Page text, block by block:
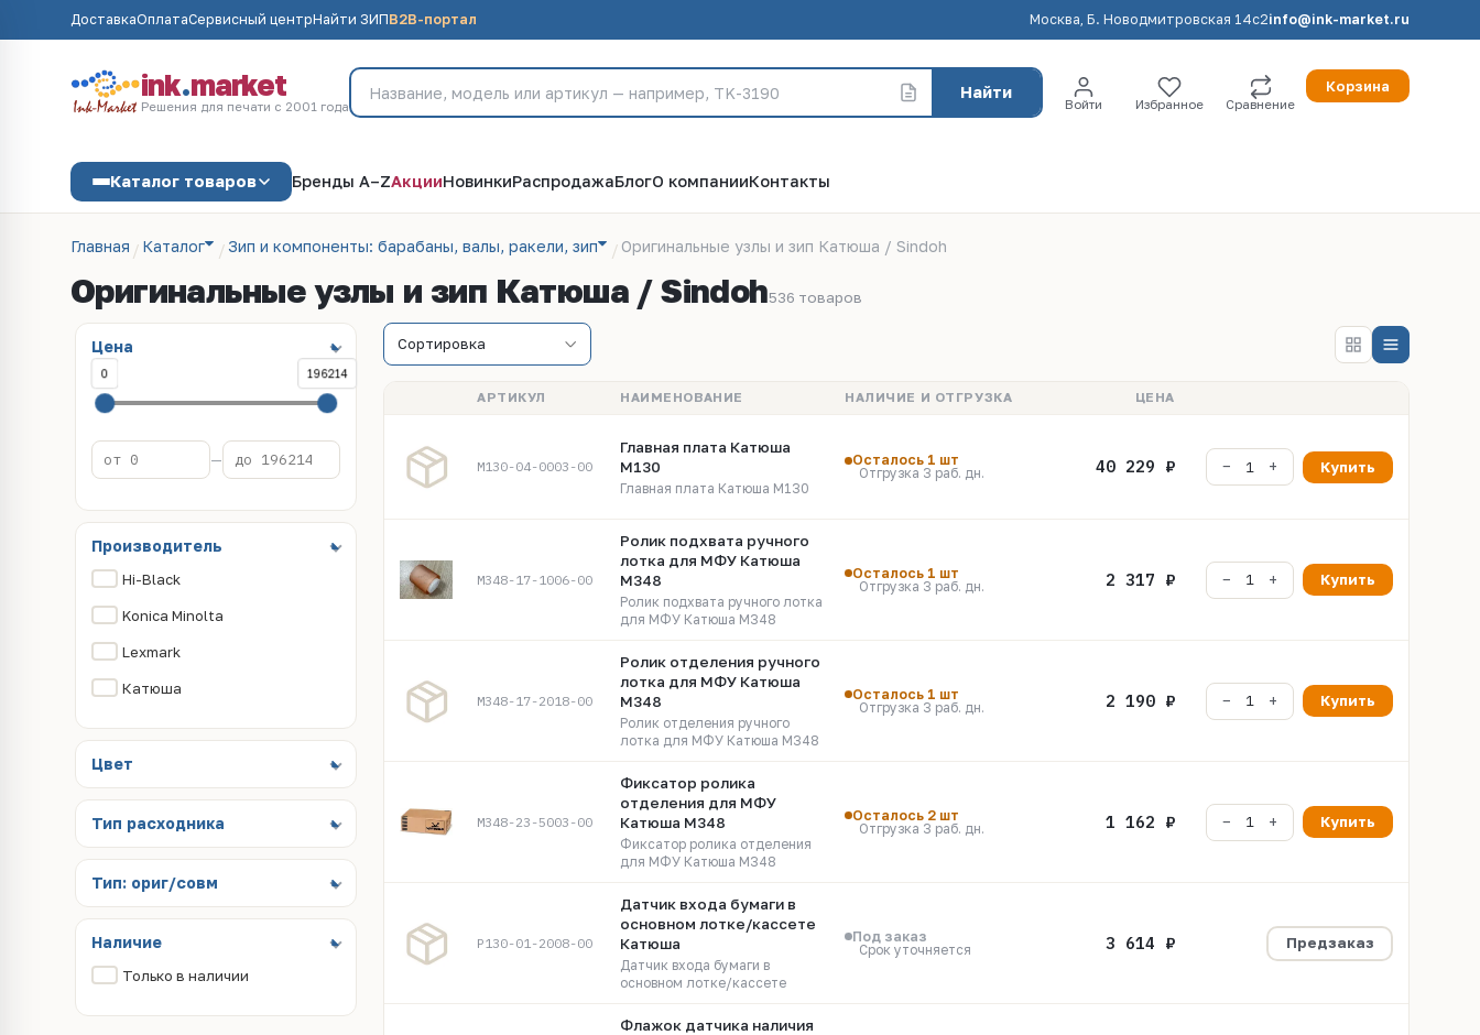
ДоставкаОплатаСервисный центрНайти ЗИПB2B-портал Москва, Б. Новодмитровская 14с2info@ink-market.ru
ink.market
Решения для печати с 2001 года
Найти
Войти Избранное Сравнение
Корзина
Каталог товаров Бренды A–ZАкцииНовинкиРаспродажаБлогО компанииКонтакты
Главная Каталог Зип и компоненты: барабаны, валы, ракели, зип Оригинальные узлы и зип Катюша / Sindoh
Оригинальные узлы и зип Катюша / Sindoh536 товаров
Цена
0 196214
—
Производитель
Hi-Black
Konica Minolta
Lexmark
Катюша
Цвет
Тип расходника
Тип: ориг/совм
Наличие
Только в наличии
АРТИКУЛ НАИМЕНОВАНИЕ НАЛИЧИЕ И ОТГРУЗКА ЦЕНА
M130-04-0003-00
Главная плата Катюша
М130
Главная плата Катюша М130
Осталось 1 шт
Отгрузка 3 раб. дн.
40 229 ₽ Купить
M348-17-1006-00
Ролик подхвата ручного
лотка для МФУ Катюша
M348
Ролик подхвата ручного лотка
для МФУ Катюша M348
Осталось 1 шт
Отгрузка 3 раб. дн.
2 317 ₽ Купить
M348-17-2018-00
Ролик отделения ручного
лотка для МФУ Катюша
M348
Ролик отделения ручного
лотка для МФУ Катюша M348
Осталось 1 шт
Отгрузка 3 раб. дн.
2 190 ₽ Купить
M348-23-5003-00
Фиксатор ролика
отделения для МФУ
Катюша M348
Фиксатор ролика отделения
для МФУ Катюша M348
Осталось 2 шт
Отгрузка 3 раб. дн.
1 162 ₽ Купить
P130-01-2008-00
Датчик входа бумаги в
основном лотке/кассете
Катюша
Датчик входа бумаги в
основном лотке/кассете
Под заказ
Срок уточняется
3 614 ₽ Предзаказ
Флажок датчика наличия